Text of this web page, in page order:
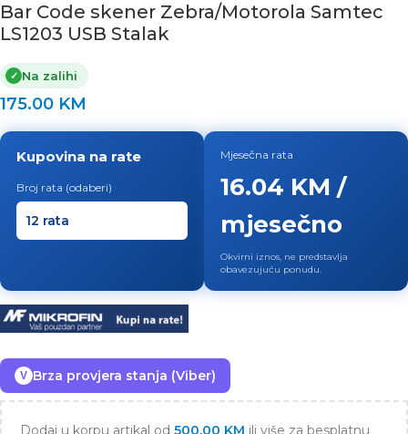
Bar Code skener Zebra/Motorola Samtec
LS1203 USB Stalak
✓ Na zalihi
175.00 KM
Kupovina na rate
Broj rata (odaberi)
Mjesečna rata
16.04 KM /
mjesečno
Okvirni iznos, ne predstavlja
obavezujuću ponudu.
V Brza provjera stanja (Viber)
Dodaj u korpu artikal od 500.00 KM ili više za besplatnu